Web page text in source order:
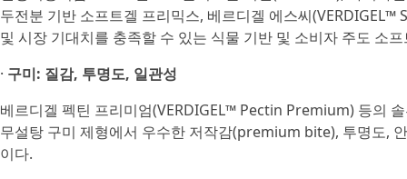
두전분 기반 소프트겔 프리믹스, 베르디겔 에스씨(VERDIGEL™
및 시장 기대치를 충족할 수 있는 식물 기반 및 소비자 주도 소
· 구미: 질감, 투명도, 일관성
베르디겔 펙틴 프리미엄(VERDIGEL™ Pectin Premium) 등의
무설탕 구미 제형에서 우수한 저작감(premium bite), 투명도,
이다.